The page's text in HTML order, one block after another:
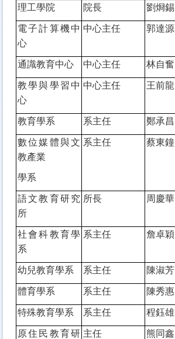
理工學院
院長
劉烱錫
電子計算機中
心
中心主任 郭達源
通識教育中心 中心主任 林自奮
教學與學習中
心
中心主任 王前龍
教育學系 系主任
鄭承昌
數位媒體與文
教產業
學系
系主任 蔡東鐘
語文教育研究
所
所長 周慶華
社會科教育學
系
系主任 詹卓穎
幼兒教育學系 系主任
陳淑芳
體育學系
系主任
陳秀惠
特殊教育學系
系主任
程鈺雄
原住民教育研 主任 熊同鑫